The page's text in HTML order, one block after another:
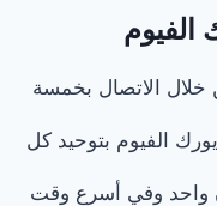
الاتصال بخمسة
الفيوم بتوحيد كل
واحد وفي أسرع وقت